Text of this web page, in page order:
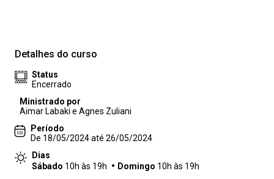
Detalhes do curso
Status
Encerrado
Ministrado por
Aimar Labaki e Agnes Zuliani
Período
De 18/05/2024 até 26/05/2024
Dias
Sábado 10h às 19h Domingo 10h às 19h